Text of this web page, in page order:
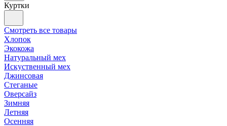
Куртки
Смотреть все товары
Хлопок
Экокожа
Натуральный мех
Искуственный мех
Джинсовая
Стеганые
Оверсайз
Зимняя
Летняя
Осенняя